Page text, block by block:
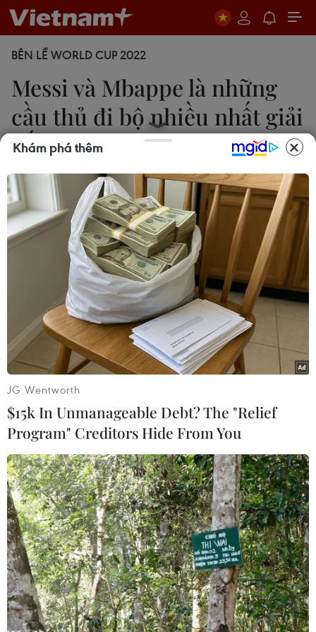
BÊN LỀ WORLD CUP 2022
Messi và Mbappe là những
cầu thủ đi bộ nhiều nhất giải
đấu
16/12/2022 23:00
Messi đã đi bộ quãng đường lên tới 30,61km,
tương ứng khoảng 57,64% tổng thời gian có mặt
trên sân. Con số này thậm chí còn cao hơn tổng
quãng đường di chuyển của Cristiano Ronaldo.
Lionel Messi và Kylian Mbappe. (Nguồn: TTXVN)
Phong độ ấn tượng của Lionel Messi và Kylian
Mbappe góp công không nhỏ giúp Argentina và
Pháp giành vé vào chung kết World Cup 2022.
Khám phá thêm
JG Wentworth
$15k In Unmanageable Debt? The "Relief
Program" Creditors Hide From You